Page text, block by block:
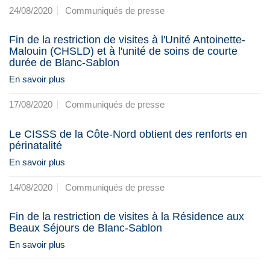
24/08/2020 Communiqués de presse
Fin de la restriction de visites à l'Unité Antoinette-
Malouin (CHSLD) et à l'unité de soins de courte
durée de Blanc-Sablon
En savoir plus
17/08/2020 Communiqués de presse
Le CISSS de la Côte-Nord obtient des renforts en
périnatalité
En savoir plus
14/08/2020 Communiqués de presse
Fin de la restriction de visites à la Résidence aux
Beaux Séjours de Blanc-Sablon
En savoir plus